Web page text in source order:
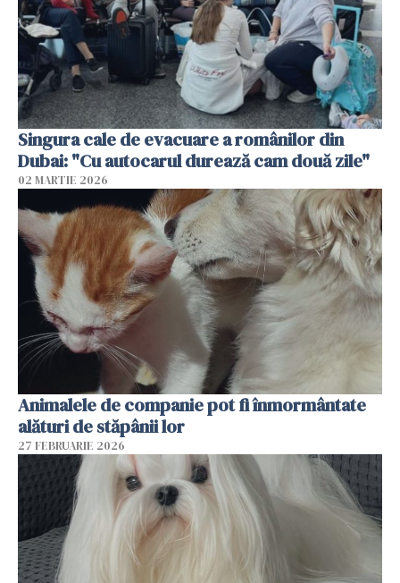
Singura cale de evacuare a românilor din
Dubai: "Cu autocarul durează cam două zile"
02 MARTIE 2026
Animalele de companie pot fi înmormântate
alături de stăpânii lor
27 FEBRUARIE 2026